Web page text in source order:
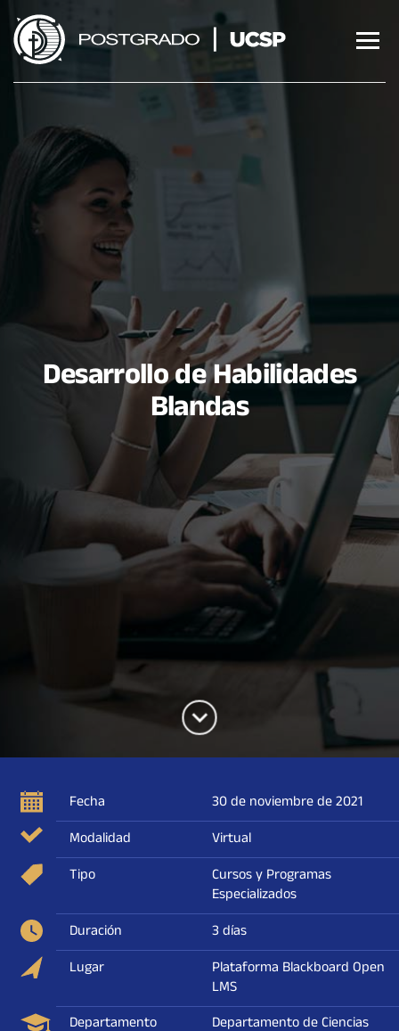
contenido
Desarrollo de Habilidades
Blandas
Fecha
30 de noviembre de 2021
Modalidad
Virtual
Tipo
Cursos y Programas
Especializados
Duración
3 días
Lugar
Plataforma Blackboard Open
LMS
Departamento
Departamento de Ciencias